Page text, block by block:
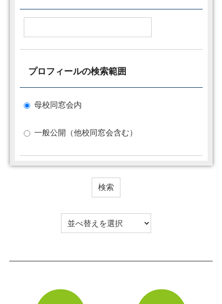
プロフィールの検索範囲
母校同窓会内
一般公開（他校同窓会含む）